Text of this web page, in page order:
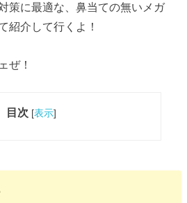
策に最適な、鼻当ての無いメガ
紹介して行くよ！
ぜ！
目次 [表示]